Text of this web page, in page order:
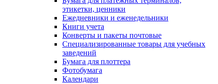
этикетки, ценники
Ежедневники и еженедельники
Книги учета
Конверты и пакеты почтовые
Специализированные товары для учебных
заведений
Бумага для плоттера
Фотобумага
Календари